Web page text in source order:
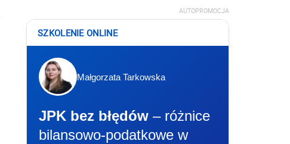
AUTOPROMOCJA
SZKOLENIE ONLINE
Małgorzata Tarkowska
JPK bez błędów – różnice
bilansowo-podatkowe w